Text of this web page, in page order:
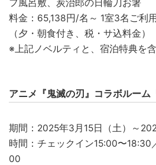
フ風呂敷、炭治郎の日輪刀お箸
料金：65,138円/名～ 1室3名ご利
（夕・朝食付き、税・サ込料金）
※上記ノベルティと、宿泊特典を
アニメ『鬼滅の刃』コラボルーム
期間：2025年3月15日（土）～
時間：チェックイン15:00〜18:30
00